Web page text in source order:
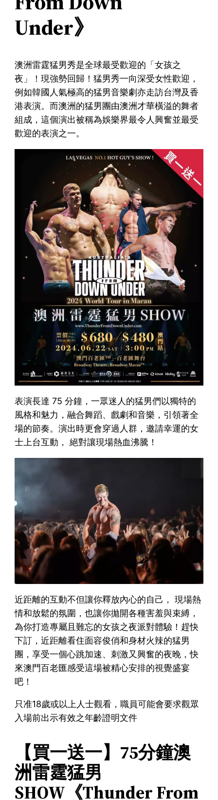
Under》
澳洲雷霆猛男秀是全球最受歡迎的「女孩之
夜」！現強勢回歸！猛男秀一向深受女性歡迎，
例如韓國人氣極高的猛男音樂劇亦走訪台灣及香
港表演。而澳洲的猛男團由澳洲才華橫溢的舞者
組成，這個演出被稱為娛樂界最令人興奮並最受
歡迎的表演之一。
表演長達 75 分鐘，一眾迷人的猛男們以獨特的
風格和魅力，融合舞蹈、戲劇和音樂，引領著全
場的節奏。演出時更會穿過人群，邀請幸運的女
士上台互動， 絕對讓現場熱血沸騰！
近距離的互動不但讓你釋放內心的自己， 現場熱
情和放鬆的氛圍，也讓你拋開各種害羞與束縛，
為你打造專屬且難忘的女孩之夜派對體驗！趕快
下訂，近距離看住面容俊俏和身材火辣的猛男
團，享受一個心跳加速、刺激又興奮的夜晚，快
來澳門百老匯感受這場被精心安排的視覺盛宴
吧！
只准18歲或以上人士觀看，職員可能會要求觀眾
入場前出示有效之年齡證明文件
【買一送一】75分鐘澳
洲雷霆猛男
SHOW《Thunder From